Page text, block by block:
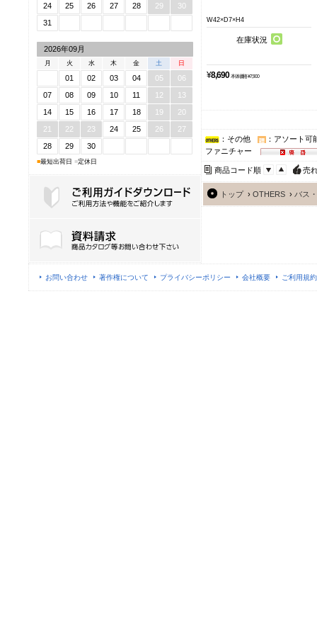
24
25 26 27 28 29
30
31
2026年09月
月 火 水 木 金 土 日
01 02 03 04 05
06
07
08 09 10 11 12
13
14
15 16 17 18 19
20
21
22 23 24 25 26
27
28
29 30
■最短出荷日 ■定休日
W42×D7×H4
在庫状況
¥8,690 本体価格 ¥7,900
：その他
：アソート可
ファニチャー
商品コード順 売
トップ› OTHERS › バス
お問い合わせ 著作権について プライバシーポリシー 会社概要 ご利用規約